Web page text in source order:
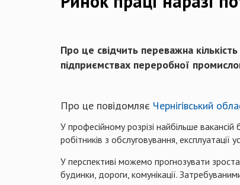
Про це свідчить переважна
підприємствах переробної
Про це повідомляє Чернігівський
У професійному розрізі найбільше
робітників з обслуговування,
У перспективі можемо прогнозувати
будинки, дороги, комунікації.